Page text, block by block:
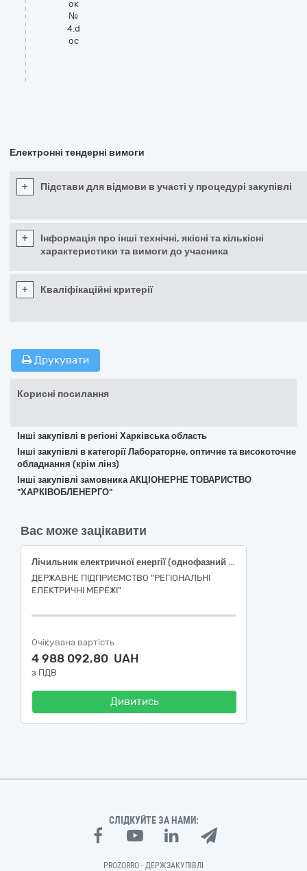
ок
№
4.d
oc
Електронні тендерні вимоги
+ Підстави для відмови в участі у процедурі закупівлі
+
Інформація про інші технічні, якісні та кількісні
характеристики та вимоги до учасника
+ Кваліфікаційні критерії
Друкувати
Корисні посилання
Інші закупівлі в регіоні Харківська область
Інші закупівлі в категорії Лабораторне, оптичне та високоточне
обладнання (крім лінз)
Інші закупівлі замовника АКЦІОНЕРНЕ ТОВАРИСТВО
"ХАРКІВОБЛЕНЕРГО"
Вас може зацікавити
Лічильник електричної енергії (однофазний інтервальний («smart») двоелементний лічильник електричної енергії типу НіК2104АР2Т 1802 або еквівалент)
ДЕРЖАВНЕ ПІДПРИЄМСТВО "РЕГІОНАЛЬНІ
ЕЛЕКТРИЧНІ МЕРЕЖІ"
Очікувана вартість
4 988 092,80 UAH
з ПДВ
Дивитись
СЛІДКУЙТЕ ЗА НАМИ:
PROZORRO - ДЕРЖЗАКУПІВЛІ